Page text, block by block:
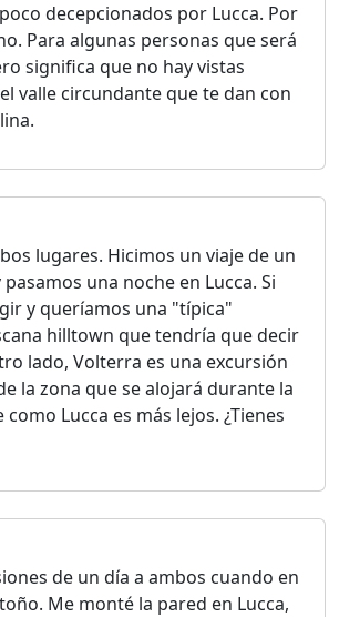
decepcionados por Lucca. Por
Para algunas personas que será
significa que no hay vistas
valle circundante que te dan con
lugares. Hicimos un viaje de un
una noche en Lucca. Si
y queríamos una "típica"
hilltown que tendría que decir
lado, Volterra es una excursión
la zona que se alojará durante la
Lucca es más lejos. ¿Tienes
de un día a ambos cuando en
Me monté la pared en Lucca,